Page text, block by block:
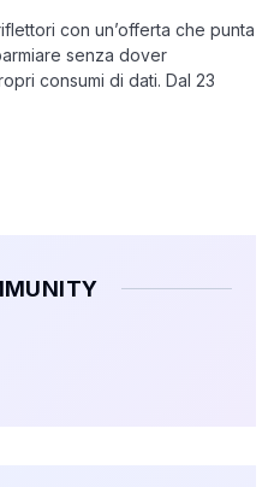
con un’offerta che punta
senza dover
consumi di dati. Dal 23